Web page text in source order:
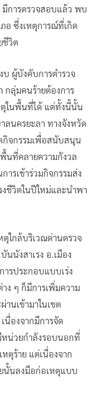
มีการตรวจสอบแล้ว พบ
อ ซึ่งเหตุการณ์ที่เกิด
ชีวิต
บ ผู้บังคับการตำรวจ
กลุ่มคนร้ายต้องการ
ตุในพื้นที่ได้ แต่ทั้งนี้นั้น
ลนครยะลา ทางจังหวัด
กิจกรรมเพื่อสนับสนุน
นที่คลายความกังวล
ารเข้าร่วมกิจกรรมส่ง
ชีวิตในปีใหม่และนำพา
ใกล้บริเวณด่านตรวจ
นังสาเรง อ.เมือง
ารประกอบแบบเร่ง
ง ๆ ก็มีการเพิ่มความ
านเข้ามาในเขต
นื่องจากมีการจัด
หน่วยกำลังรอบนอกที่
ตุร้าย แต่เนื่องจาก
นั้นลงมือก่อเหตุแบบ